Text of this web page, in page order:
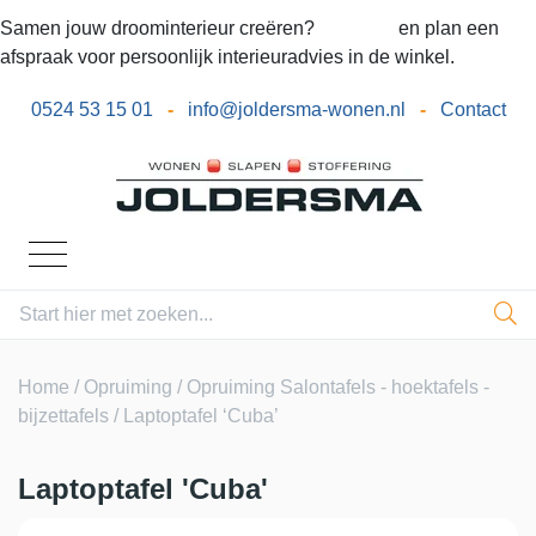
Samen jouw droominterieur creëren?
en plan een
afspraak voor persoonlijk interieuradvies in de winkel.
0524 53 15 01 - info@joldersma-wonen.nl - Contact
Home / Opruiming / Opruiming Salontafels - hoektafels -
bijzettafels / Laptoptafel ‘Cuba’
Laptoptafel 'Cuba'